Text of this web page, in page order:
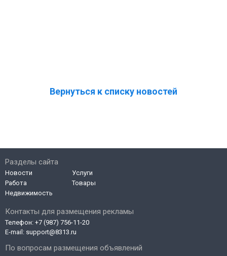
Вернуться к списку новостей
Контакты для размещения рекламы
Телефон: +7 (987) 756-11-20
E-mail: support@8313.ru
По вопросам размещения объявлений
Разделы сайта
Новости
Работа
Недвижимость
Услуги
Товары